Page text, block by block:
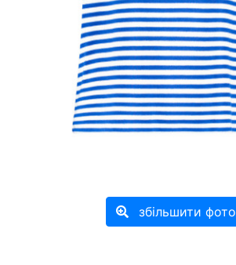
збільшити фото